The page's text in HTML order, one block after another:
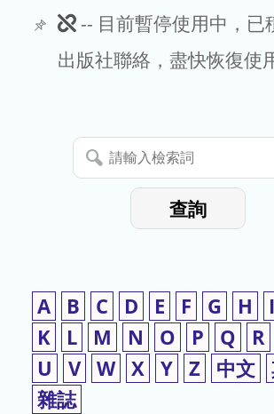
此
期
暫
停
-- 目前暫停使用中，已
出版社聯絡，盡快恢復使
請
輸
查詢
A B C D E F G H I
K
L M N O P Q R
U
V W X Y Z 中文
雜誌